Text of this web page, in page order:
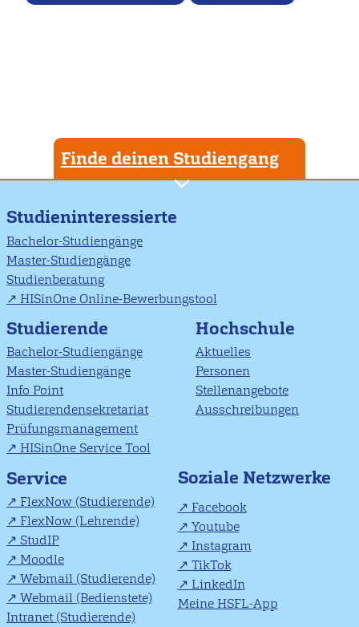
Finde deinen Studiengang
Studieninteressierte
Bachelor-Studiengänge
Master-Studiengänge
Studienberatung
HISinOne Online-Bewerbungstool
Studierende
Bachelor-Studiengänge
Master-Studiengänge
Info Point
Studierendensekretariat
Prüfungsmanagement
HISinOne Service Tool
Hochschule
Aktuelles
Personen
Stellenangebote
Ausschreibungen
Service
FlexNow (Studierende)
FlexNow (Lehrende)
StudIP
Moodle
Webmail (Studierende)
Webmail (Bedienstete)
Intranet (Studierende)
Soziale Netzwerke
Facebook
Youtube
Instagram
TikTok
LinkedIn
Meine HSFL-App